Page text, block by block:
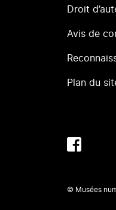
Droit
Avis de
Plan du
© Musées